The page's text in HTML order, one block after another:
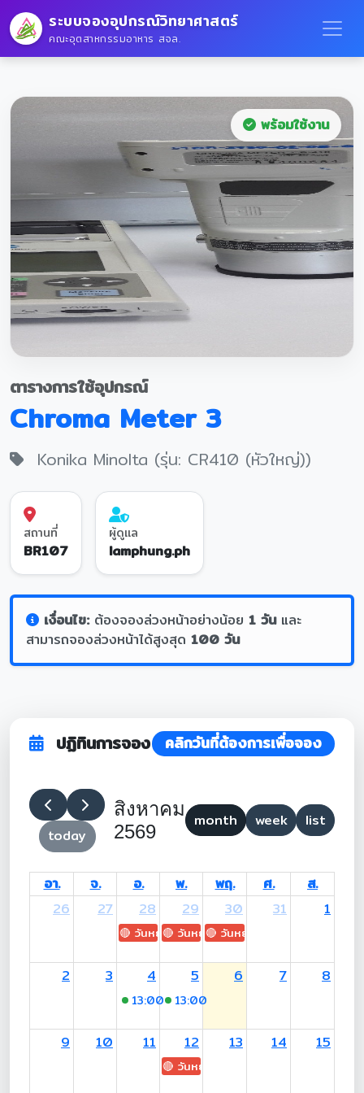
ระบบจองอุปกรณ์วิทยาศาสตร์
คณะอุตสาหกรรมอาหาร สจล.
พร้อมใช้งาน
ตารางการใช้อุปกรณ์
Chroma Meter 3
Konika Minolta (รุ่น: CR410 (หัวใหญ่))
สถานที่
BR107
ผู้ดูแล
lamphung.ph
เงื่อนไข:ต้องจองล่วงหน้าอย่างน้อย 1 วันและ
สามารถจองล่วงหน้าได้สูงสุด 100 วัน
ปฏิทินการจอง คลิกวันที่ต้องการเพื่อจอง
today
สิงหาคม
2569
month week list
อา. จ. อ. พ. พฤ. ศ.
ส.
26
27 28
🔴 วันหยุด: H.M. King Maha Vajiralongkorn's
29
🔴 วันหยุด: Asanha Bucha Day
30
🔴 วันหยุด: Buddhist Lent
31 1
2 3 4
13:00-17:00 (อ.สุเมธี)
5
13:00
6 7 8
9 10 11 12
🔴 วันหยุด: H.M. Queen Sirikit The
13 14 15